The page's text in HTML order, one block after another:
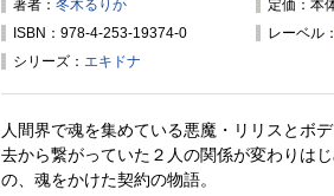
著者： 冬木るりか
定価：本
ISBN：978-4-253-19374-0
レーベル：
シリーズ： エキドナ
人間界で魂を集めている悪魔・リリスとボ
去から繋がっていた２人の関係が変わり
の、魂をかけた契約の物語。